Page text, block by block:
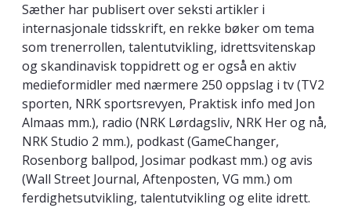
Sæther har publisert over seksti artikler i
internasjonale tidsskrift, en rekke bøker om tema
som trenerrollen, talentutvikling, idrettsvitenskap
og skandinavisk toppidrett og er også en aktiv
medieformidler med nærmere 250 oppslag i tv (TV2
sporten, NRK sportsrevyen, Praktisk info med Jon
Almaas mm.), radio (NRK Lørdagsliv, NRK Her og nå,
NRK Studio 2 mm.), podkast (GameChanger,
Rosenborg ballpod, Josimar podkast mm.) og avis
(Wall Street Journal, Aftenposten, VG mm.) om
ferdighetsutvikling, talentutvikling og elite idrett.